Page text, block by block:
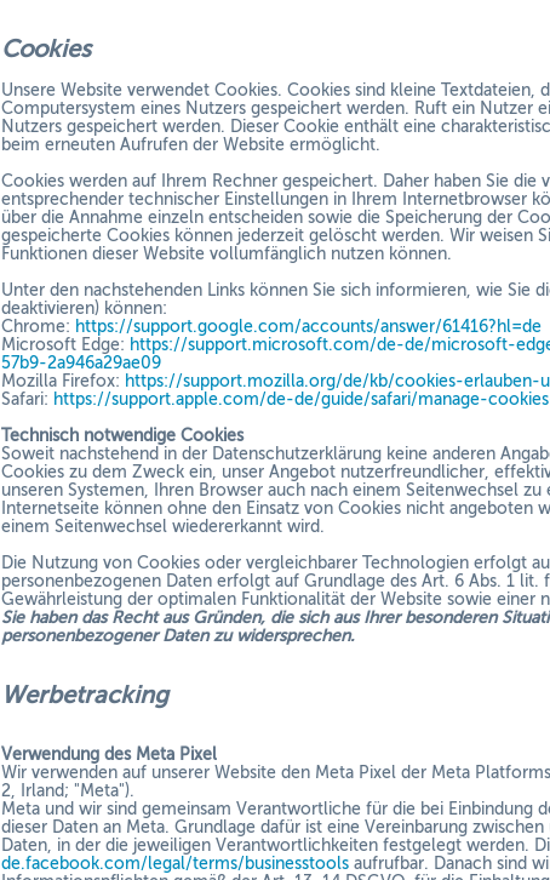
Cookies
Unsere Website verwendet Cookies. Cookies sind kleine
Computersystem eines Nutzers gespeichert werden. Ruft ein Nutzer
Nutzers gespeichert werden. Dieser Cookie enthält eine
beim erneuten Aufrufen der Website ermöglicht.
Cookies werden auf Ihrem Rechner gespeichert. Daher haben Sie
entsprechender technischer Einstellungen in Ihrem Internetbrowser
über die Annahme einzeln entscheiden sowie die Speicherung der
gespeicherte Cookies können jederzeit gelöscht werden. Wir weisen
Funktionen dieser Website vollumfänglich nutzen können.
Unter den nachstehenden Links können Sie sich informieren, wie Sie
deaktivieren) können:
Chrome: https://support.google.com/accounts/answer/61416?hl=de
Microsoft Edge: https://support.microsoft.com/de-de/microsoft-
57b9-2a946a29ae09
Mozilla Firefox: https://support.mozilla.org/de/kb/cookies-erlauben-
Safari: https://support.apple.com/de-de/guide/safari/manage-
Technisch notwendige Cookies
Soweit nachstehend in der Datenschutzerklärung keine anderen
Cookies zu dem Zweck ein, unser Angebot nutzerfreundlicher,
unseren Systemen, Ihren Browser auch nach einem Seitenwechsel
Internetseite können ohne den Einsatz von Cookies nicht angeboten
einem Seitenwechsel wiedererkannt wird.
Die Nutzung von Cookies oder vergleichbarer Technologien erfolgt
personenbezogenen Daten erfolgt auf Grundlage des Art. 6 Abs. 1
Gewährleistung der optimalen Funktionalität der Website sowie
Sie haben das Recht aus Gründen, die sich aus Ihrer besonderen
personenbezogener Daten zu widersprechen.
Werbetracking
Verwendung des Meta Pixel
Wir verwenden auf unserer Website den Meta Pixel der Meta
2, Irland; "Meta").
Meta und wir sind gemeinsam Verantwortliche für die bei Einbindung
dieser Daten an Meta. Grundlage dafür ist eine Vereinbarung
Daten, in der die jeweiligen Verantwortlichkeiten festgelegt werden.
de.facebook.com/legal/terms/businesstools aufrufbar. Danach sind